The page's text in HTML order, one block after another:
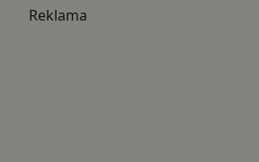
Reklama